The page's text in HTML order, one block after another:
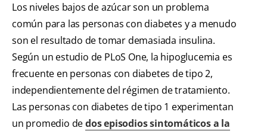
Los niveles bajos de azúcar son un problema
común para las personas con diabetes y a menudo
son el resultado de tomar demasiada insulina.
Según un estudio de PLoS One, la hipoglucemia es
frecuente en personas con diabetes de tipo 2,
independientemente del régimen de tratamiento.
Las personas con diabetes de tipo 1 experimentan
un promedio dedos episodios sintomáticos a la